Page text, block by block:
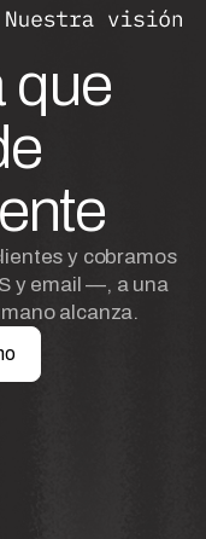
que
y cobramos
y email —, a una
alcanza.